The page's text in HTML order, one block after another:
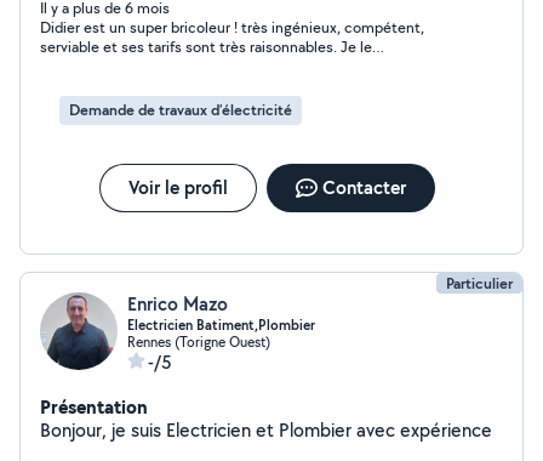
Il y a plus de 6 mois
Didier est un super bricoleur ! très ingénieux, compétent,
serviable et ses tarifs sont très raisonnables. Je le
Demande de travaux d’électricité
Voir le profil Contacter
Particulier
Enrico Mazo
Electricien Batiment,Plombier
Rennes (Torigne Ouest)
-/5
Présentation
Bonjour, je suis Electricien et Plombier avec expérience